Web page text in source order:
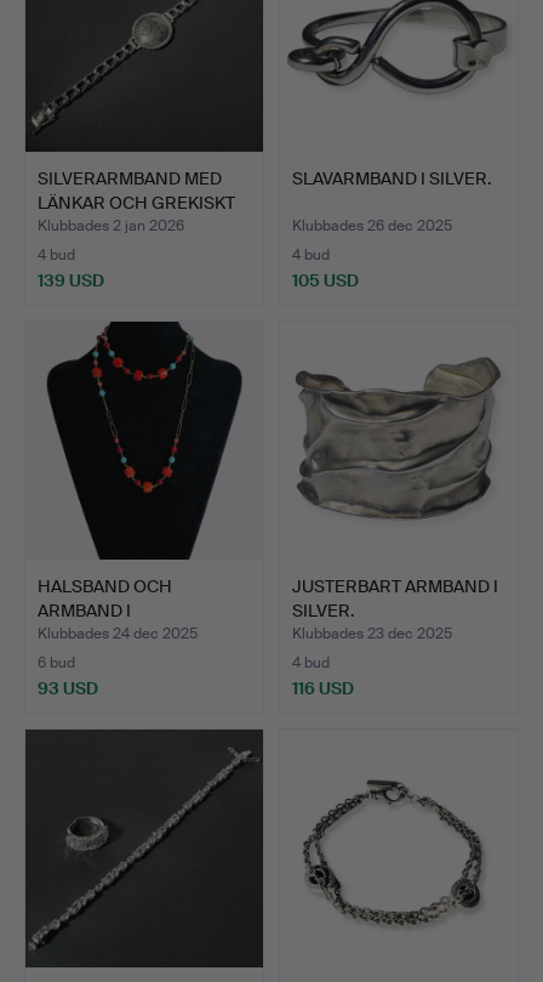
SILVERARMBAND MED
LÄNKAR OCH GREKISKT
MYNT…
Klubbades 2 jan 2026
4 bud
139 USD
SLAVARMBAND I SILVER.
Klubbades 26 dec 2025
4 bud
105 USD
HALSBAND OCH
ARMBAND I
GULDPLÄTERAT SILVER…
Klubbades 24 dec 2025
6 bud
93 USD
JUSTERBART ARMBAND I
SILVER.
Klubbades 23 dec 2025
4 bud
116 USD